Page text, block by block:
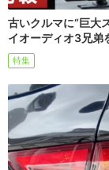
古いクルマに“巨大
イオーディオ3兄弟
特集